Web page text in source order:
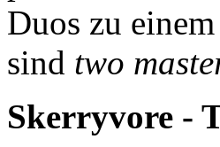
Duos zu
sind two
Skerryvore -